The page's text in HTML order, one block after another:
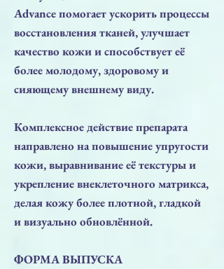
Advance помогает ускорить процессы
восстановления тканей, улучшает
качество кожи и способствует её
более молодому, здоровому и
сияющему внешнему виду.
Комплексное действие препарата
направлено на повышение упругости
кожи, выравнивание её текстуры и
укрепление внеклеточного матрикса,
делая кожу более плотной, гладкой
и визуально обновлённой.
ФОРМА ВЫПУСКА